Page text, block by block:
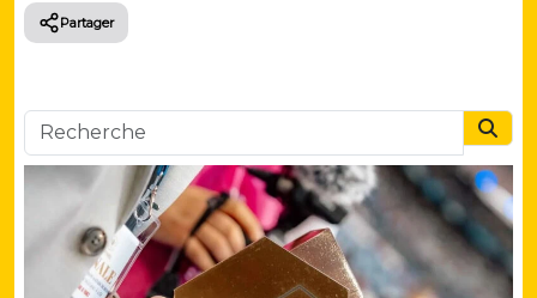
Partager